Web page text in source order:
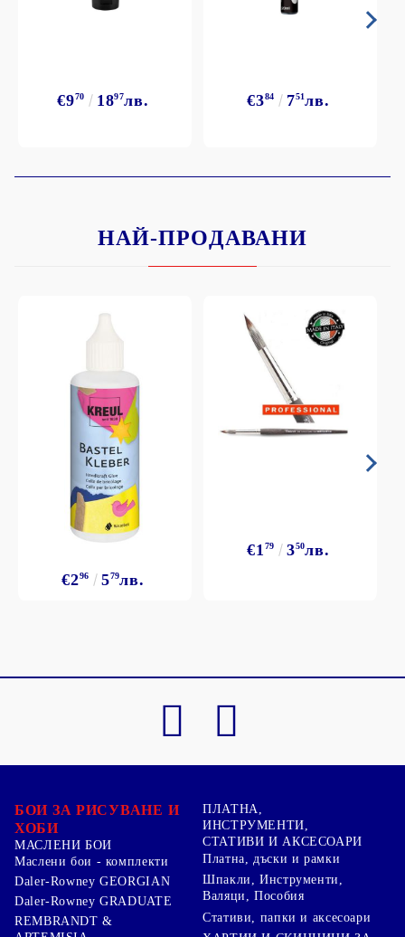
€970 1897лв. €384 751лв.
НАЙ-ПРОДАВАНИ
€296 579лв.
€1 79 350лв.
БОИ ЗА РИСУВАНЕ И
ХОБИ
МАСЛЕНИ БОИ
Маслени бои - комплекти
Daler-Rowney GEORGIAN
Daler-Rowney GRADUATE
REMBRANDT &
ПЛАТНА,
ИНСТРУМЕНТИ,
СТАТИВИ И АКСЕСОАРИ
Платна, дъски и рамки
Шпакли, Инструменти,
Валяци, Пособия
Стативи, папки и аксесоари